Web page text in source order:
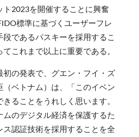
ト2023を開催することに興奮
標準に基づくユーザーフレ
段であるパスキーを採用するこ
これまで以上に重要である。
初の発表で、グエン・フイ・ズ
（ベトナム）は、「このイベン
きることをうれしく思います。
ムのデジタル経済を保護するた
ス認証技術を採用することを全